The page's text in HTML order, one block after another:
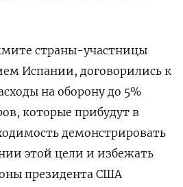
страны-участницы
Испании, договорились к
на оборону до 5%
которые прибудут в
​демонстрировать
этой цели и избежать
президента США